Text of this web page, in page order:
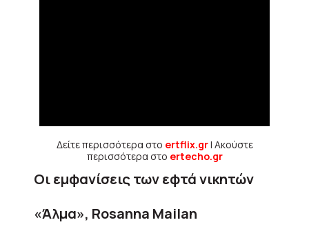
Δείτε περισσότερα στο ertflix.gr| Ακούστε
περισσότερα στο ertecho.gr
Οι εμφανίσεις των εφτά νικητών
«Άλμα», Rosanna Mailan